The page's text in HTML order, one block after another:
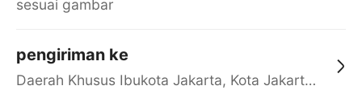
sesuai gambar
pengiriman ke
Daerah Khusus Ibukota Jakarta, Kota Jakarta Barat, Cengkareng, yy